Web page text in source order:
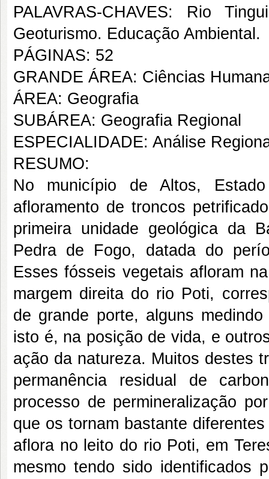
PALAVRAS-CHAVES: Rio
Geoturismo. Educação Ambiental.
PÁGINAS: 52
GRANDE ÁREA: Ciências
ÁREA: Geografia
SUBÁREA: Geografia Regional
ESPECIALIDADE: Análise
RESUMO:
No município de Altos,
afloramento de troncos
primeira unidade geológica da
Pedra de Fogo, datada do
Esses fósseis vegetais afloram
margem direita do rio Poti,
de grande porte, alguns
isto é, na posição de vida, e
ação da natureza. Muitos destes
permanência residual de
processo de permineralização
que os tornam bastante
aflora no leito do rio Poti, em
mesmo tendo sido identificados